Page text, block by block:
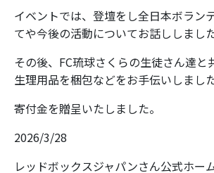
イベントでは、登壇をし全日本ボラン
てや今後の活動についてお話ししました
その後、FC琉球さくらの生徒さん達と
生理用品を梱包などをお手伝いしました
寄付金を贈呈いたしました。
2026/3/28
レッドボックスジャパンさん公式ホー